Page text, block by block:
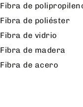
Fibra de
Fibra de poliéster
Fibra de vidrio
Fibra de madera
Fibra de acero